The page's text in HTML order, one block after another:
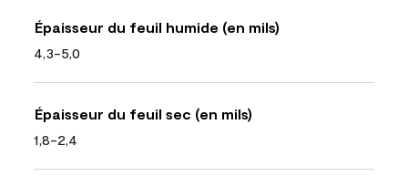
Épaisseur du feuil humide (en mils)
4,3-5,0
Épaisseur du feuil sec (en mils)
1,8-2,4